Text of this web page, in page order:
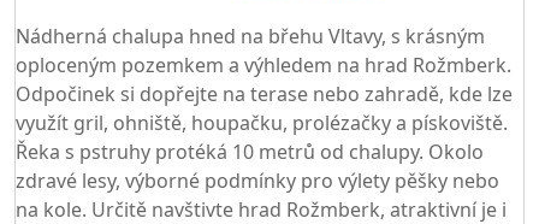
Nádherná chalupa hned na břehu Vltavy, s krásným
oploceným pozemkem a výhledem na hrad Rožmberk.
Odpočinek si dopřejte na terase nebo zahradě, kde lze
využít gril, ohniště, houpačku, prolézačky a pískoviště.
Řeka s pstruhy protéká 10 metrů od chalupy. Okolo
zdravé lesy, výborné podmínky pro výlety pěšky nebo
na kole. Určitě navštivte hrad Rožmberk, atraktivní je i